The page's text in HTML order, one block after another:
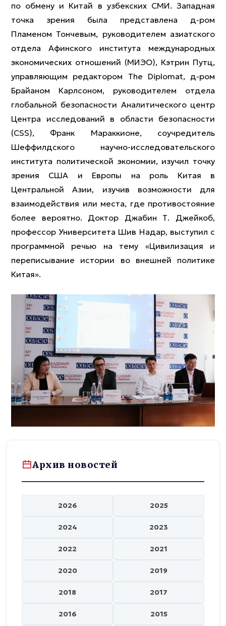
по обмену и Китай в узбекских СМИ. Западная
точка зрения была представлена д-ром
Пламеном Тончевым, руководителем азиатского
отдела Афинского института международных
экономических отношений (МИЭО), Кэтрин Путц,
управляющим редактором The Diplomat, д-ром
Брайаном Карлсоном, руководителем отдела
глобальной безопасности Аналитического центр
Центра исследований в области безопасности
(CSS), Франк Мараккионе, соучредитель
Шеффилдского научно-исследовательского
института политической экономии, изучил точку
зрения США и Европы на роль Китая в
Центральной Азии, изучив возможности для
взаимодействия или места, где противостояние
более вероятно. Доктор Джабин Т. Джейкоб,
профессор Университета Шив Надар, выступил с
программной речью на тему «Цивилизация и
переписывание истории во внешней политике
Китая».
Архив новостей
2026 2025
2024 2023
2022 2021
2020 2019
2018 2017
2016 2015